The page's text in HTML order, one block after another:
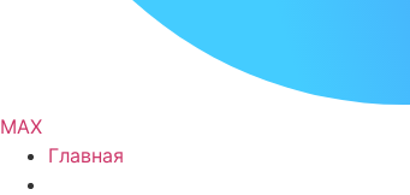
MAX
Главная